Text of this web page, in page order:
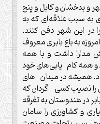
النهر و بدخشان و کابل و پنج
به سبب علاقه‌ای که به
در این شهر دفن کنند.
به باغ بابری معروف
مدارا داشت و با همه
همه کام یابی‌های خود
همیشه در میدان های
را نصیب کسی گردان که
در هندوستان به تفرقه
و کشاورزی را سامان